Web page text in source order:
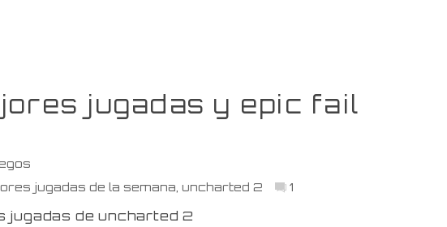
jugadas y epic fail
jugadas de la semana ,uncharted 2 1
jugadas de uncharted 2